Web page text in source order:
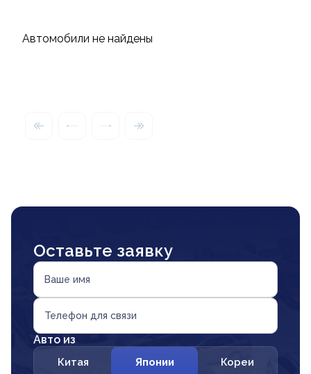
Автомобили не найдены
Оставьте заявку
Ваше имя
Телефон для связи
Авто из
Китая Японии Кореи